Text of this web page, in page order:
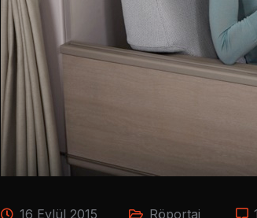
16 Eylül 2015 Röportaj